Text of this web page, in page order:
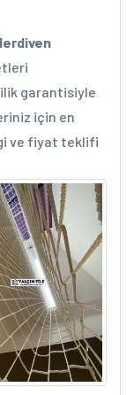
garantisiyle
için en
ve fiyat teklifi